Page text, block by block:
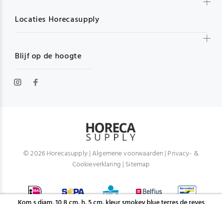
Blijf op de hoogte
Locaties Horecasupply
© 2026 Horecasupply |Algemene voorwaarden| Privacy- &
Cookieverklaring | Sitemap